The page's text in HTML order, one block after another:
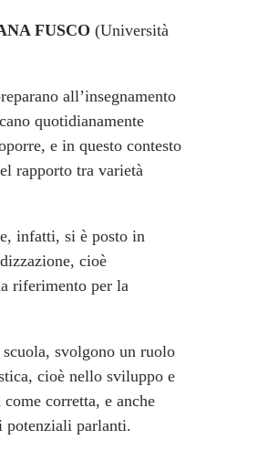
FUSCO(Università
all’insegnamento
quotidianamente
e in questo contesto
rapporto tra varietà
infatti, si è posto in
cioè
riferimento per la
svolgono un ruolo
cioè nello sviluppo e
corretta, e anche
potenziali parlanti.